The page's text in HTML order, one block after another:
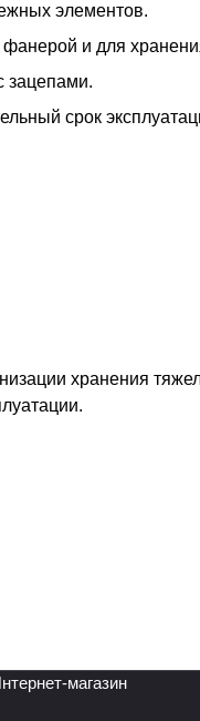
элементов.
и для
зацепами.
срок
хранения
магазин